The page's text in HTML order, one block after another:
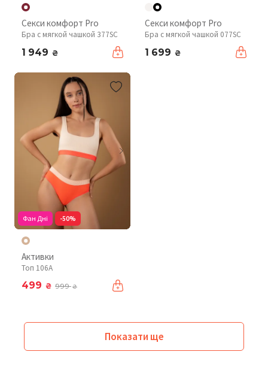
Секси комфорт Pro
Бра с мягкой чашкой 377SC
1 949 ₴
Секси комфорт Pro
Бра с мягкой чашкой 077SC
1 699 ₴
Фан Дні -50%
Активки
Топ 106A
499 ₴ 999₴
Показати ще